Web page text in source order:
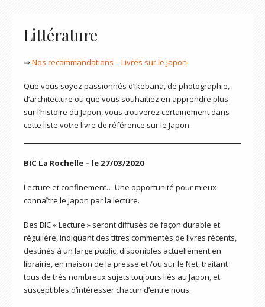
Littérature
⇒Nos recommandations – Livres sur le Japon
Que vous soyez passionnés d’Ikebana, de photographie,
d’architecture ou que vous souhaitiez en apprendre plus
sur l’histoire du Japon, vous trouverez certainement dans
cette liste votre livre de référence sur le Japon.
BIC La Rochelle – le 27/03/2020
Lecture et confinement… Une opportunité pour mieux
connaître le Japon par la lecture.
Des BIC « Lecture » seront diffusés de façon durable et
régulière, indiquant des titres commentés de livres récents,
destinés à un large public, disponibles actuellement en
librairie, en maison de la presse et /ou sur le Net, traitant
tous de très nombreux sujets toujours liés au Japon, et
susceptibles d’intéresser chacun d’entre nous.